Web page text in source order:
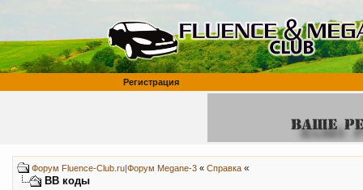
Регистрация
Форум Fluence-Club.ru|Форум Megane-3 « Справка «
BB коды